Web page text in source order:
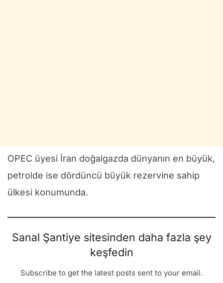
OPEC üyesi İran doğalgazda dünyanın en büyük,
petrolde ise dördüncü büyük rezervine sahip
ülkesi konumunda.
Sanal Şantiye sitesinden daha fazla şey
keşfedin
Subscribe to get the latest posts sent to your email.